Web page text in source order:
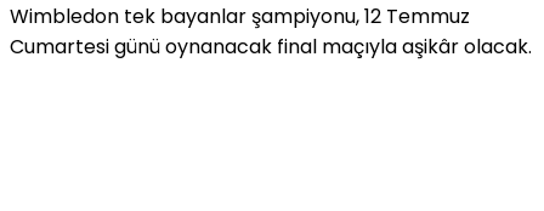
Wimbledon tek bayanlar şampiyonu, 12 Temmuz
Cumartesi günü oynanacak final maçıyla aşikâr olacak.